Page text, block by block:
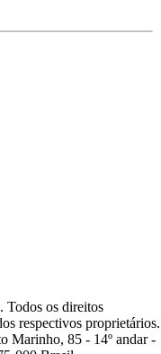
os direitos
respectivos proprietários.
Marinho, 85 - 14º andar -